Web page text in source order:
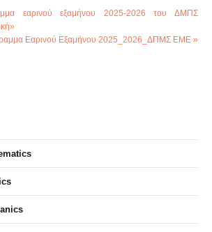
εαρινού εξαμήνου 2025-2026 του ΔΜΠΣ
Εαρινού Εξαμήνου 2025_2026_ΔΠΜΣ ΕΜΕ »